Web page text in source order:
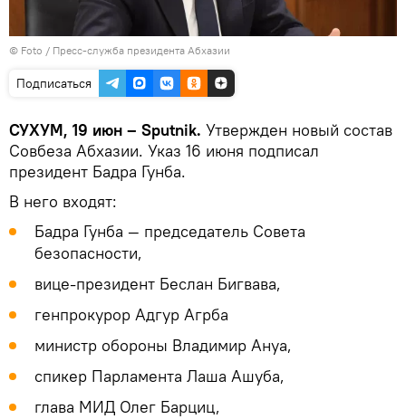
© Foto / Пресс-служба президента Абхазии
Подписаться
СУХУМ, 19 июн – Sputnik. Утвержден новый состав
Совбеза Абхазии. Указ 16 июня подписал
президент Бадра Гунба.
В него входят:
Бадра Гунба — председатель Совета
безопасности,
вице-президент Беслан Бигвава,
генпрокурор Адгур Агрба
министр обороны Владимир Ануа,
спикер Парламента Лаша Ашуба,
глава МИД Олег Барциц,